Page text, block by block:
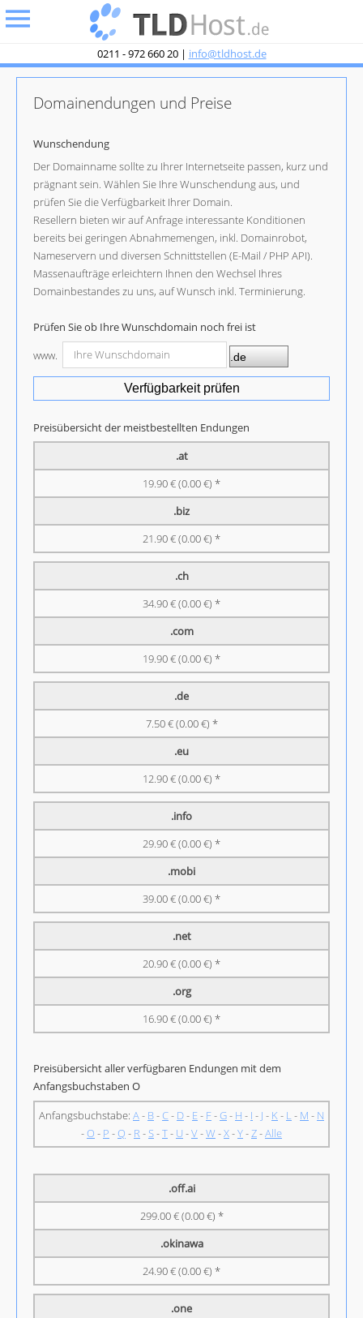
0211 - 972 660 20 | info@tldhost.de
Domainendungen und Preise
Wunschendung
Der Domainname sollte zu Ihrer Internetseite passen, kurz und
prägnant sein. Wählen Sie Ihre Wunschendung aus, und
prüfen Sie die Verfügbarkeit Ihrer Domain.
Resellern bieten wir auf Anfrage interessante Konditionen
bereits bei geringen Abnahmemengen, inkl. Domainrobot,
Nameservern und diversen Schnittstellen (E-Mail / PHP API).
Massenaufträge erleichtern Ihnen den Wechsel Ihres
Domainbestandes zu uns, auf Wunsch inkl. Terminierung.
Prüfen Sie ob Ihre Wunschdomain noch frei ist
www.
Verfügbarkeit prüfen
Preisübersicht der meistbestellten Endungen
.at
19.90 € (0.00 €) *
.biz
21.90 € (0.00 €) *
.ch
34.90 € (0.00 €) *
.com
19.90 € (0.00 €) *
.de
7.50 € (0.00 €) *
.eu
12.90 € (0.00 €) *
.info
29.90 € (0.00 €) *
.mobi
39.00 € (0.00 €) *
.net
20.90 € (0.00 €) *
.org
16.90 € (0.00 €) *
Preisübersicht aller verfügbaren Endungen mit dem
Anfangsbuchstaben O
Anfangsbuchstabe: A- B-C- D- E- F-G- H - I - J - K- L- M - N
-O - P -Q - R-S-T- U -V-W -X-Y-Z-Alle
.off.ai
299.00 € (0.00 €) *
.okinawa
24.90 € (0.00 €) *
.one
undefined